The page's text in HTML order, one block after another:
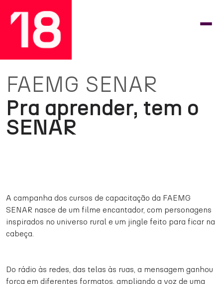
FAEMG SENAR
Pra aprender, tem o
SENAR
A campanha dos cursos de capacitação da FAEMG
SENAR nasce de um filme encantador, com personagens
inspirados no universo rural e um jingle feito para ficar na
cabeça.
Do rádio às redes, das telas às ruas, a mensagem ganhou
força em diferentes formatos, ampliando a voz de uma